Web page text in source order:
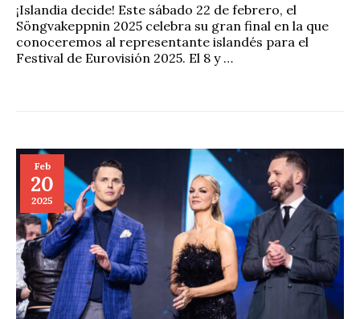
¡Islandia decide! Este sábado 22 de febrero, el
Söngvakeppnin 2025 celebra su gran final en la que
conoceremos al representante islandés para el
Festival de Eurovisión 2025. El 8 y …
Feb
20
2025